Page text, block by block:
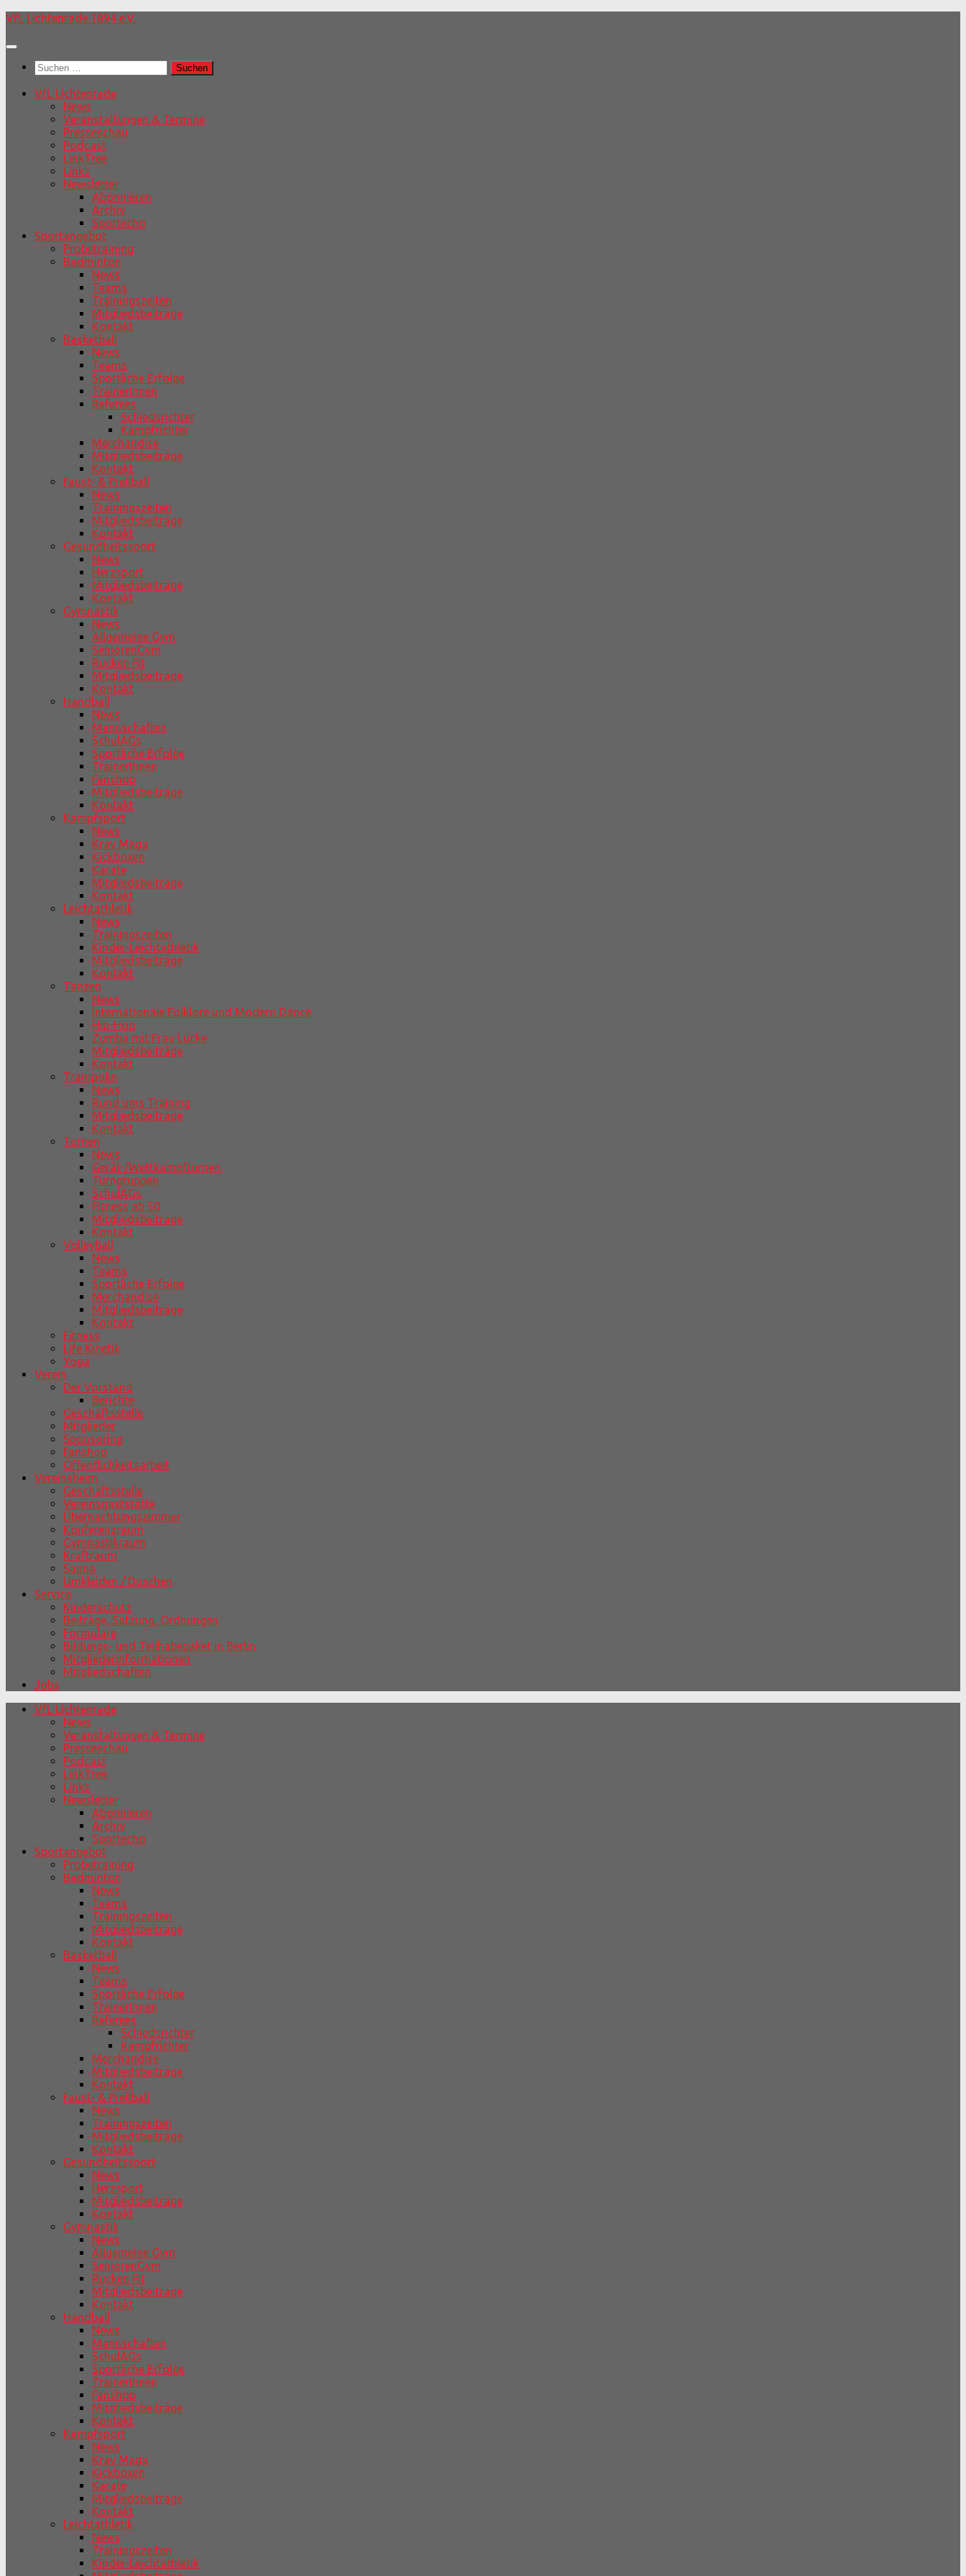
Unter
Inhalt
VfL Lichtenrade 1894 e.V.
Suchen
nach:
VfL Lichtenrade
News
Veranstaltungen & Termine
Presseschau
Podcast
LinkTree
Links
Newsletter
Abonnieren
Archiv
Sportecho
Sportangebot
Probetraining
Badminton
News
Teams
Trainingszeiten
Mitgliedsbeiträge
Kontakt
Basketball
News
Teams
Sportliche Erfolge
TrainerInnen
Referees
Schiedsrichter
Kampfrichter
Merchandise
Mitgliedsbeiträge
Kontakt
Faust- & Prellball
News
Trainingszeiten
Mitgliedsbeiträge
Kontakt
Gesundheitssport
News
Herzsport
Mitgliedsbeiträge
Kontakt
Gymnastik
News
Allgemeine Gym
SeniorenGym
Rücken Fit
Mitgliedsbeiträge
Kontakt
Handball
News
Mannschaften
SchulAGs
Sportliche Erfolge
TrainerInnen
Fanshop
Mitgliedsbeiträge
Kontakt
Kampfsport
News
Krav Maga
Kickboxen
Karate
Mitgliedsbeiträge
Kontakt
Leichtathletik
News
Trainingszeiten
Kinder-Leichtathletik
Mitgliedsbeiträge
Kontakt
Tanzen
News
Internationale Folklore und Modern Dance
Hip-Hop
Zumba mit Frau Lücke
Mitgliedsbeiträge
Kontakt
Trampolin
News
Rund ums Training
Mitgliedsbeiträge
Kontakt
Turnen
News
Gerät-/Wettkampfturnen
Turngruppen
SchulAGs
Fitness ab 50
Mitgliedsbeiträge
Kontakt
Volleyball
News
Teams
Sportliche Erfolge
Merchandise
Mitgliedsbeiträge
Kontakt
Fitness
Life Kinetik
Yoga
Verein
Der Vorstand
Berichte
Geschäftsstelle
Mitglieder
Sponsoring
Fanshop
Öffentlichkeitsarbeit
Vereinsheim
Geschäftsstelle
Vereinsgaststätte
Übernachtungszimmer
Konferenzraum
Gymnastikraum
Kraftraum
Sauna
Umkleiden / Duschen
Service
Kinderschutz
Beiträge, Satzung, Ordnungen
Formulare
Bildungs- und Teilhabepaket in Berlin
Mitgliederinformationen
Mitgliedschaften
Jobs
VfL Lichtenrade
News
Veranstaltungen & Termine
Presseschau
Podcast
LinkTree
Links
Newsletter
Abonnieren
Archiv
Sportecho
Sportangebot
Probetraining
Badminton
News
Teams
Trainingszeiten
Mitgliedsbeiträge
Kontakt
Basketball
News
Teams
Sportliche Erfolge
TrainerInnen
Referees
Schiedsrichter
Kampfrichter
Merchandise
Mitgliedsbeiträge
Kontakt
Faust- & Prellball
News
Trainingszeiten
Mitgliedsbeiträge
Kontakt
Gesundheitssport
News
Herzsport
Mitgliedsbeiträge
Kontakt
Gymnastik
News
Allgemeine Gym
SeniorenGym
Rücken Fit
Mitgliedsbeiträge
Kontakt
Handball
News
Mannschaften
SchulAGs
Sportliche Erfolge
TrainerInnen
Fanshop
Mitgliedsbeiträge
Kontakt
Kampfsport
News
Krav Maga
Kickboxen
Karate
Mitgliedsbeiträge
Kontakt
Leichtathletik
News
Trainingszeiten
Kinder-Leichtathletik